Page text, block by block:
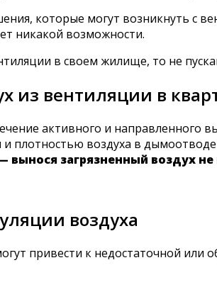
которые могут возникнуть с
никакой возможности.
в своем жилище, то не
из вентиляции в
активного и направленного
плотностью воздуха в
вынося загрязненный воздух
воздуха
привести к недостаточной или